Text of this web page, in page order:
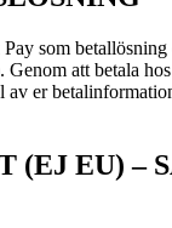
som betallösning
att betala
av er
(EJ EU) –